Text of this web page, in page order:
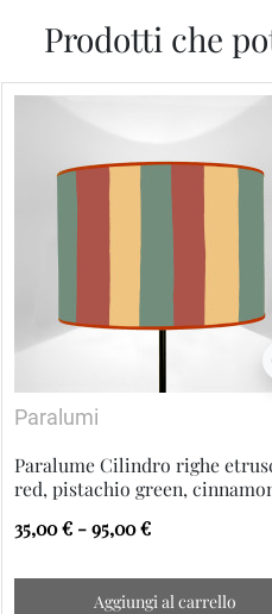
Prodotti che
Paralumi
Paralume Cilindro righe
red, pistachio green,
35,00 € - 95,00 €
Aggiungi al carrello